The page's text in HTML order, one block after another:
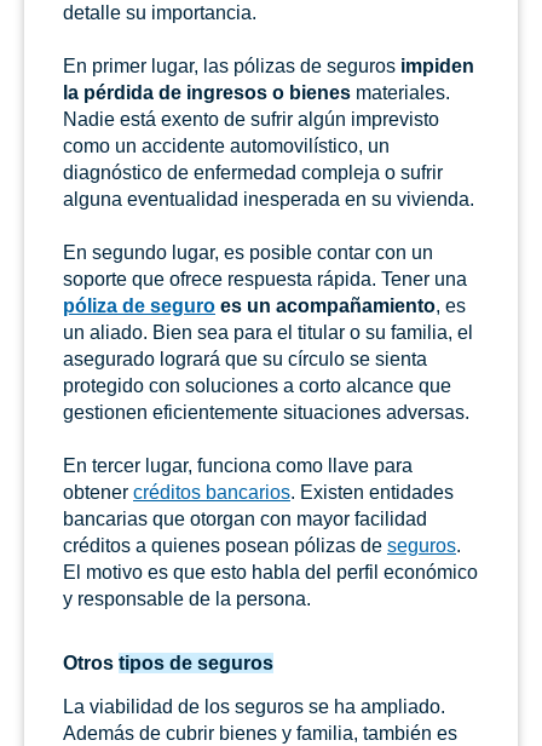
detalle su importancia.
En primer lugar, las pólizas de seguros impiden
la pérdida de ingresos o bienes materiales.
Nadie está exento de sufrir algún imprevisto
como un accidente automovilístico, un
diagnóstico de enfermedad compleja o sufrir
alguna eventualidad inesperada en su vivienda.
En segundo lugar, es posible contar con un
soporte que ofrece respuesta rápida. Tener una
póliza de seguro es un acompañamiento, es
un aliado. Bien sea para el titular o su familia, el
asegurado logrará que su círculo se sienta
protegido con soluciones a corto alcance que
gestionen eficientemente situaciones adversas.
En tercer lugar, funciona como llave para
obtener créditos bancarios. Existen entidades
bancarias que otorgan con mayor facilidad
créditos a quienes posean pólizas de seguros.
El motivo es que esto habla del perfil económico
y responsable de la persona.
Otros tipos de seguros
La viabilidad de los seguros se ha ampliado.
Además de cubrir bienes y familia, también es